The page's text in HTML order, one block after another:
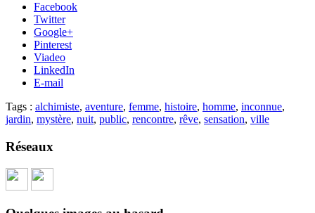
Facebook
Twitter
Google+
Pinterest
Viadeo
LinkedIn
E-mail
Tags : alchimiste, aventure, femme, histoire, homme, inconnue,
jardin, mystère, nuit, public, rencontre, rêve, sensation, ville
Réseaux